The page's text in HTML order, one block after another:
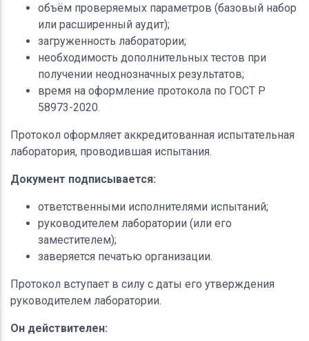
объём проверяемых параметров (базовый набор
или расширенный аудит);
загруженность лаборатории;
необходимость дополнительных тестов при
получении неоднозначных результатов;
время на оформление протокола по ГОСТ Р
58973-2020.
Протокол оформляет аккредитованная испытательная
лаборатория, проводившая испытания.
Документ подписывается:
ответственными исполнителями испытаний;
руководителем лаборатории (или его
заместителем);
заверяется печатью организации.
Протокол вступает в силу с даты его утверждения
руководителем лаборатории.
Он действителен: